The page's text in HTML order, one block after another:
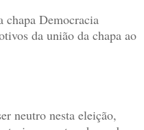
chapa Democracia
da união da chapa ao
neutro nesta eleição,